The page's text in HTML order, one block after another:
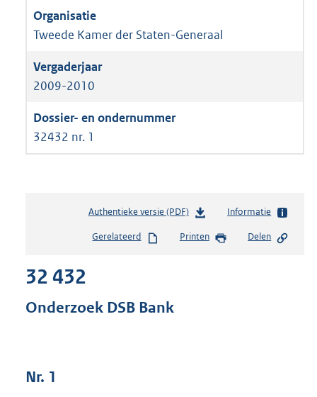
Tweede Kamer der Staten-Generaal
2009-2010
32432 nr. 1
Authentieke versie (PDF)b
s
Informatie
Gerelateerd Printen Delen
32 432
Onderzoek DSB Bank
Nr. 1